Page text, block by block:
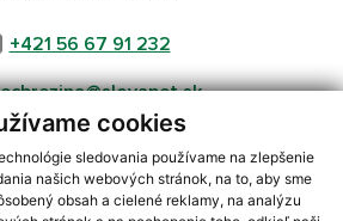
cookies
sledovania používame na zlepšenie
našich webových stránok, na to, aby sme
obsah a cielené reklamy, na analýzu
+421 56 67 91 232
aktuálnych informácií s využitím RSS